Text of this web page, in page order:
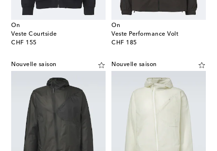
On
Veste Courtside
CHF 155
original price
On
Veste Performance Volt
CHF 185
original price
Nouvelle saison Nouvelle saison